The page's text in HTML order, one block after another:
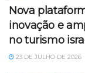
Nova
inovação e
no turismo
23 DE JULHO DE 2026